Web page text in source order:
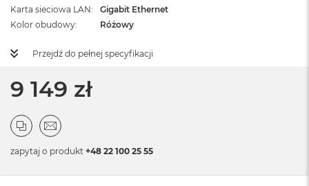
Karta sieciowa LAN
Gigabit Ethernet
Kolor obudowy
Różowy
Przejdź do pełnej specyfikacji
9 149 zł
zapytaj o produkt +48 22 100 25 55